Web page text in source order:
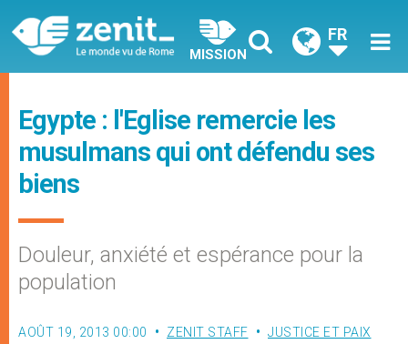
MISSION
FR
Egypte : l'Eglise remercie les
musulmans qui ont défendu ses
biens
Douleur, anxiété et espérance pour la
population
AOÛT 19, 2013 00:00 ZENIT STAFF JUSTICE ET PAIX